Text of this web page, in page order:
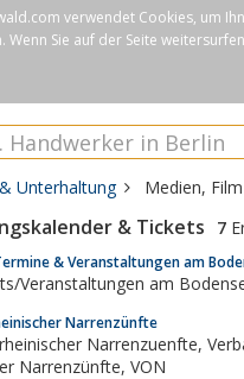
verwendet Cookies, um
Wenn Sie auf der Seite
Unterhaltung Medien,
& Tickets 7
& Veranstaltungen am
Veranstaltungen am
Narrenzünfte
Narrenzuenfte, Verband
Oberrheinischer Narrenzünfte, VON